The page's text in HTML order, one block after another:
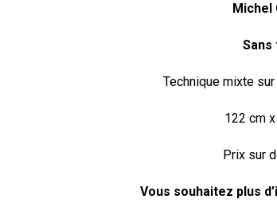
Michel
Technique mixte
122 cm
Prix sur
Vous souhaitez plus